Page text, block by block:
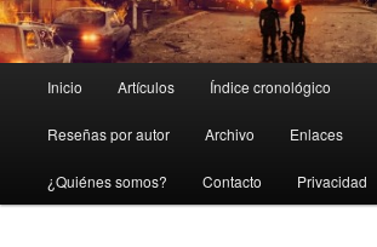
principal
Inicio Artículos Índice cronológico
Reseñas por autor Archivo Enlaces
¿Quiénes somos? Contacto Privacidad